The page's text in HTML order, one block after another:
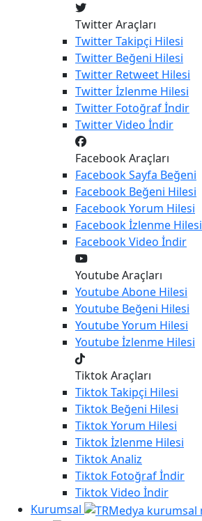
Twitter Araçları
TwitterTakipçi Hilesi
Twitter Beğeni Hilesi
Twitter Retweet Hilesi
Twitterİzlenme Hilesi
Twitter Fotoğraf İndir
TwitterVideo İndir
Facebook Araçları
FacebookSayfa Beğeni
Facebook Beğeni Hilesi
FacebookYorum Hilesi
Facebookİzlenme Hilesi
FacebookVideo İndir
Youtube Araçları
YoutubeAbone Hilesi
Youtube Beğeni Hilesi
YoutubeYorum Hilesi
Youtubeİzlenme Hilesi
Tiktok Araçları
TiktokTakipçi Hilesi
Tiktok Beğeni Hilesi
TiktokYorum Hilesi
Tiktokİzlenme Hilesi
TiktokAnaliz
Tiktok Fotoğraf İndir
TiktokVideo İndir
Kurumsal